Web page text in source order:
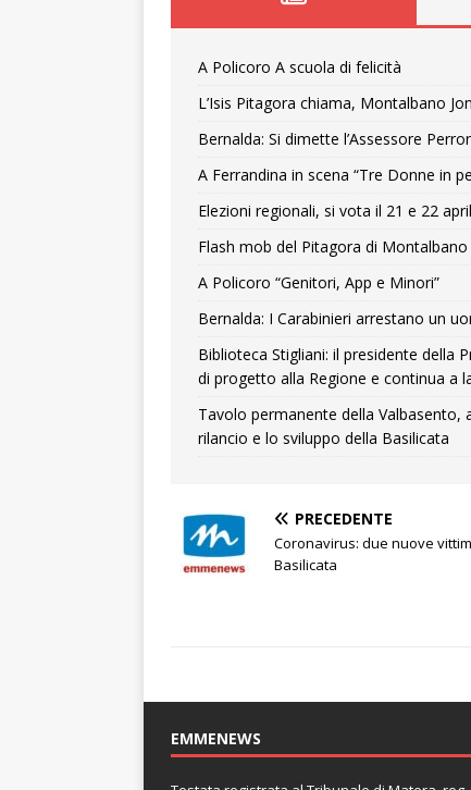
A Policoro A scuola di felicità
L’Isis Pitagora chiama, Montalbano
Bernalda: Si dimette l’Assessore
A Ferrandina in scena “Tre Donne in
Elezioni regionali, si vota il 21 e 22
Flash mob del Pitagora di
A Policoro “Genitori, App e Minori”
Bernalda: I Carabinieri arrestano un
Biblioteca Stigliani: il presidente della
di progetto alla Regione e continua a
Tavolo permanente della
rilancio e lo sviluppo della Basilicata
PRECEDENTE
Coronavirus: due nuove
Basilicata
EMMENEWS